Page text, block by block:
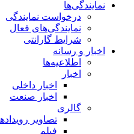
نمایندگی‌ها
درخواست نمایندگی
نمایندگی‌های فعال
شرایط گارانتی
اخبار و رسانه
اطلاعیه‌ها
اخبار
اخبار داخلی
اخبار صنعت
گالری
تصاویر
فیلم